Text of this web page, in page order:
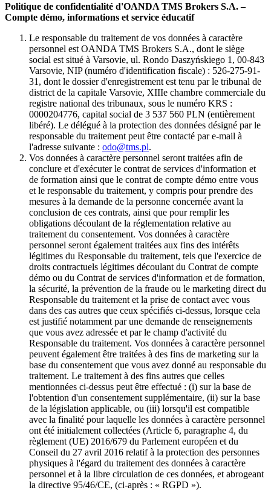
Politique de confidentialité d'OANDA TMS Brokers S.A. –
Compte démo, informations et service éducatif
Le responsable du traitement de vos données à caractère
personnel est OANDA TMS Brokers S.A., dont le siège
social est situé à Varsovie, ul. Rondo Daszyńskiego 1, 00-843
Varsovie, NIP (numéro d'identification fiscale) : 526-275-91-
31, dont le dossier d'enregistrement est tenu par le tribunal de
district de la capitale Varsovie, XIIIe chambre commerciale du
registre national des tribunaux, sous le numéro KRS :
0000204776, capital social de 3 537 560 PLN (entièrement
libéré). Le délégué à la protection des données désigné par le
responsable du traitement peut être contacté par e-mail à
l'adresse suivante : odo@tms.pl.
Vos données à caractère personnel seront traitées afin de
conclure et d'exécuter le contrat de services d'information et
de formation ainsi que le contrat de compte démo entre vous
et le responsable du traitement, y compris pour prendre des
mesures à la demande de la personne concernée avant la
conclusion de ces contrats, ainsi que pour remplir les
obligations découlant de la réglementation relative au
traitement du consentement. Vos données à caractère
personnel seront également traitées aux fins des intérêts
légitimes du Responsable du traitement, tels que l'exercice de
droits contractuels légitimes découlant du Contrat de compte
démo ou du Contrat de services d'information et de formation,
la sécurité, la prévention de la fraude ou le marketing direct du
Responsable du traitement et la prise de contact avec vous
dans des cas autres que ceux spécifiés ci-dessus, lorsque cela
est justifié notamment par une demande de renseignements
que vous avez adressée et par le champ d'activité du
Responsable du traitement. Vos données à caractère personnel
peuvent également être traitées à des fins de marketing sur la
base du consentement que vous avez donné au responsable du
traitement. Le traitement à des fins autres que celles
mentionnées ci-dessus peut être effectué : (i) sur la base de
l'obtention d'un consentement supplémentaire, (ii) sur la base
de la législation applicable, ou (iii) lorsqu'il est compatible
avec la finalité pour laquelle les données à caractère personnel
ont été initialement collectées (Article 6, paragraphe 4, du
règlement (UE) 2016/679 du Parlement européen et du
Conseil du 27 avril 2016 relatif à la protection des personnes
physiques à l'égard du traitement des données à caractère
personnel et à la libre circulation de ces données, et abrogeant
la directive 95/46/CE, (ci-après : « RGPD »).